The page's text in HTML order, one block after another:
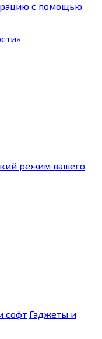
с помощью
режим вашего
софт Гаджеты и